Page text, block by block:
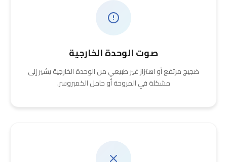
صوت الوحدة الخارجية
ضجيج مرتفع أو اهتزاز غير طبيعي من الوحدة الخارجية يشير إلى
مشكلة في المروحة أو حامل الكمبروسر.